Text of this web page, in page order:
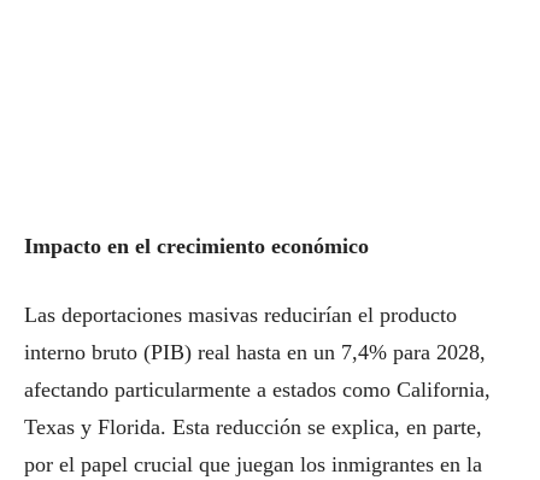
Impacto en el crecimiento económico
Las deportaciones masivas reducirían el producto
interno bruto (PIB) real hasta en un 7,4% para 2028,
afectando particularmente a estados como California,
Texas y Florida. Esta reducción se explica, en parte,
por el papel crucial que juegan los inmigrantes en la